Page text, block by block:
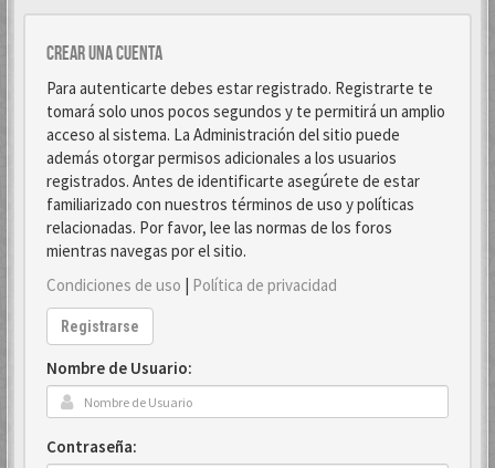
Crear una cuenta
Para autenticarte debes estar registrado. Registrarte te
tomará solo unos pocos segundos y te permitirá un amplio
acceso al sistema. La Administración del sitio puede
además otorgar permisos adicionales a los usuarios
registrados. Antes de identificarte asegúrete de estar
familiarizado con nuestros términos de uso y políticas
relacionadas. Por favor, lee las normas de los foros
mientras navegas por el sitio.
Condiciones de uso | Política de privacidad
Registrarse
Nombre de Usuario:
Contraseña: